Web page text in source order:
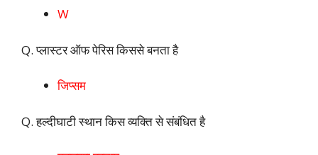
W
Q. प्लास्टर ऑफ पेरिस किससे बनता है
जिप्सम
Q. हल्दीघाटी स्थान किस व्यक्ति से संबंधित है